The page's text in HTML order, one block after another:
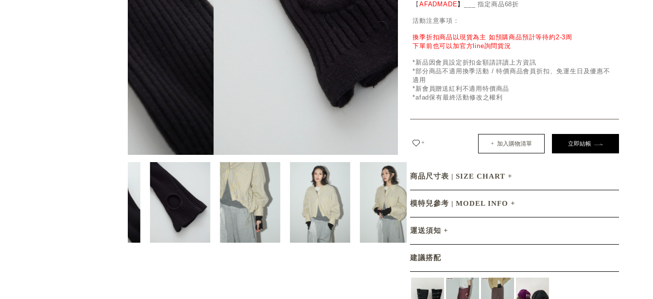
【 AFADMADE】 ___ 指定商品68折
活動注意事項：
換季折扣商品以現貨為主 如預購商品預計等待約2-3周
下單前也可以加官方line詢問貨況
*新品因會員設定折扣金額請詳讀上方資訊
*部分商品不適用換季活動 / 特價商品會員折扣、免運生日及優惠不
適用
*新會員贈送紅利不適用特價商品
*afad保有最終活動修改之權利
+ + 加入購物清單 立即結帳
商品尺寸表 | SIZE CHART
模特兒參考 | MODEL INFO
運送須知
建議搭配